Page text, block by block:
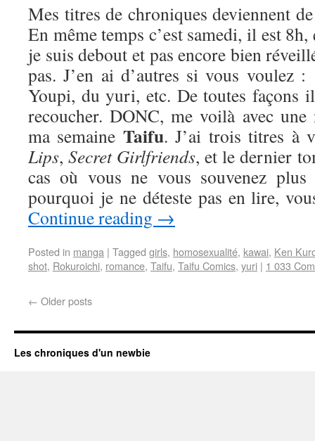
Mes titres de chroniques deviennent
En même temps c’est samedi, il est
je suis debout et pas encore bien
pas. J’en ai d’autres si vous voulez
Youpi, du yuri, etc. De toutes façons
recoucher. DONC, me voilà avec
ma semaine Taifu. J’ai trois titres à
Lips,Secret Girlfriends, et le dernier
cas où vous ne vous souvenez
pourquoi je ne déteste pas en lire,
Continue reading →
Posted in manga | Tagged girls, homosexualité, kawai, Ken
shot, Rokuroichi, romance, Taifu, Taifu Comics, yuri | 1 033
← Older posts
Les chroniques d'un newbie